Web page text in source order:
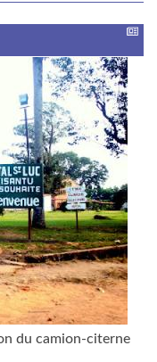
du camion-citerne